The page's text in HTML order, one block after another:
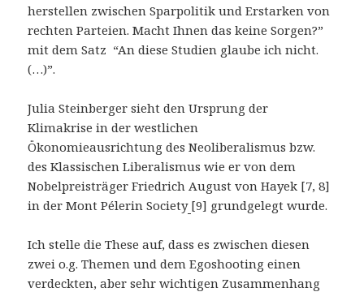
herstellen zwischen Sparpolitik und Erstarken von
rechten Parteien. Macht Ihnen das keine Sorgen?”
mit dem Satz “An diese Studien glaube ich nicht.
(…)”.
Julia Steinberger sieht den Ursprung der
Klimakrise in der westlichen
Ökonomieausrichtung des Neoliberalismus bzw.
des Klassischen Liberalismus wie er von dem
Nobelpreisträger Friedrich August von Hayek [7, 8]
in der Mont Pélerin Society [9] grundgelegt wurde.
Ich stelle die These auf, dass es zwischen diesen
zwei o.g. Themen und dem Egoshooting einen
verdeckten, aber sehr wichtigen Zusammenhang